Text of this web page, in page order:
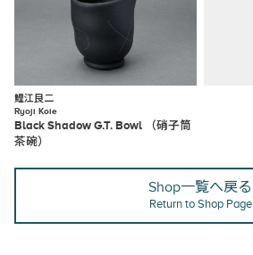
鯉江良二
Ryoji Koie
Black Shadow G.T. Bowl （硝子筒
茶碗）
Shop一覧へ戻る
Return to Shop Page